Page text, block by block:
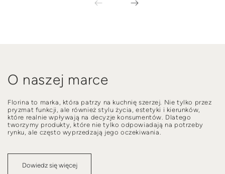
O naszej marce
Florina to marka, która patrzy na kuchnię szerzej. Nie tylko przez
pryzmat funkcji, ale również stylu życia, estetyki i kierunków,
które realnie wpływają na decyzje konsumentów. Dlatego
tworzymy produkty, które nie tylko odpowiadają na potrzeby
rynku, ale często wyprzedzają jego oczekiwania.
Dowiedz się więcej